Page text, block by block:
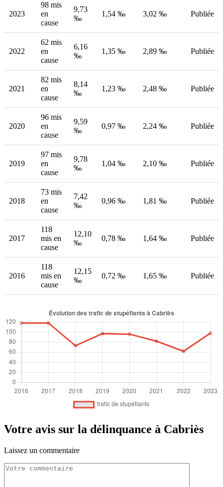
2023
98 mis
en
cause
9,73
‰
1,54 ‰ 3,02 ‰ Publiée
2022
62 mis
en
cause
6,16
‰
1,35 ‰ 2,89 ‰ Publiée
2021
82 mis
en
cause
8,14
‰
1,23 ‰ 2,48 ‰ Publiée
2020
96 mis
en
cause
9,59
‰
0,97 ‰ 2,24 ‰ Publiée
2019
97 mis
en
cause
9,78
‰
1,04 ‰ 2,10 ‰ Publiée
2018
73 mis
en
cause
7,42
‰
0,96 ‰ 1,81 ‰ Publiée
2017
118
mis en
cause
12,10
‰
0,78 ‰ 1,64 ‰ Publiée
2016
118
mis en
cause
12,15
‰
0,72 ‰ 1,65 ‰ Publiée
Votre avis sur la délinquance à Cabriès
Laissez un commentaire